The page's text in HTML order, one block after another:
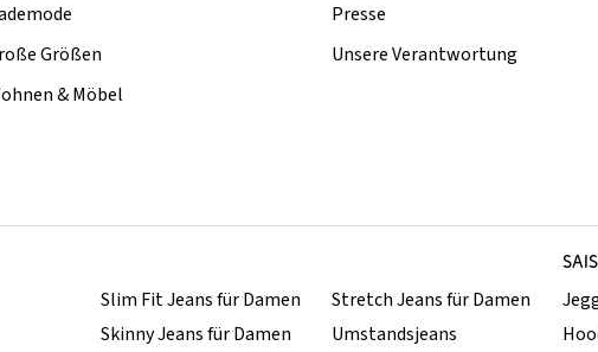
Größen
& Möbel
Presse
Unsere Verantwortung
Slim Fit Jeans für Damen
Skinny Jeans für Damen
Stretch Jeans für Damen
Umstandsjeans